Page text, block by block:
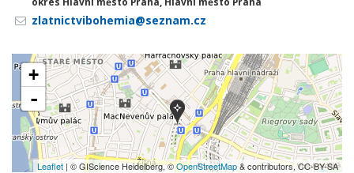
zlatnictvibohemia@seznam.cz
+
-
Leaflet | © GIScience Heidelberg, ©OpenStreetMap& contributors, CC-BY-SA